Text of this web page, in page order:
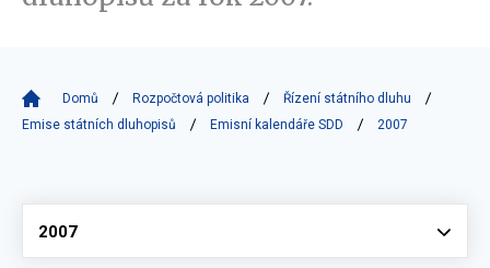
Domů Rozpočtová politika
Řízení státního dluhu
Emise státních dluhopisů
Emisní kalendáře SDD 2007
Vyberte
2007